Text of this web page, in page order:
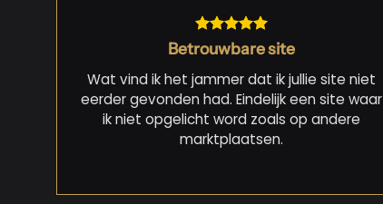
Betrouwbare site
Wat vind ik het jammer dat ik jullie site niet
eerder gevonden had. Eindelijk een site waar
ik niet opgelicht word zoals op andere
marktplaatsen.